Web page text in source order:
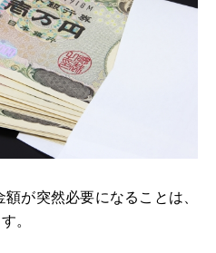
が突然必要になることは、
。